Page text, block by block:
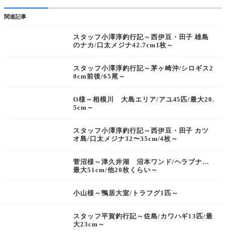
関連記事
スタッフ小澤淳釣行記～西伊豆・田子 雄島
のナカ/口太メジナ42.7cm1枚～
スタッフ小澤淳釣行記～茅ヶ崎沖/シロギス2
0cm前後/65尾～
O様～相模川 大島エリア/アユ45匹/最大20.
5cm～
スタッフ小澤淳釣行記～西伊豆・田子 カツ
オ島/口太メジナ32〜35cm/4枚～
菅沼様～津久井湖 沼本ワンド/ヘラブナ…
最大51cm/他20枚くらい～
小山様～鴨居大室/トラフグ1匹～
スタッフ平賀釣行記～佐島/カワハギ13匹/最
大23cm～